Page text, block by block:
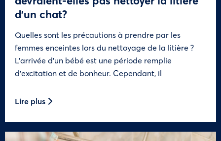
d’un chat?
Quelles sont les précautions à prendre par les
femmes enceintes lors du nettoyage de la litière ?
L’arrivée d’un bébé est une période remplie
d’excitation et de bonheur. Cependant, il
Lire plus